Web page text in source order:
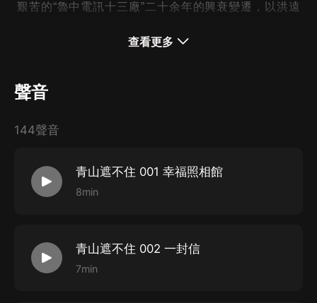
艱苦的“魯中電訊十三廠”二十余年的興衰變遷，以洪遠
年，他們立足本職，愛崗敬業，為國家通訊建設拋灑熱
人生的情感故事。
出品：喜馬拉雅
制作：嗨浪聲社
查看更多
聲音
144聲音
青山遮不住 001 幸福照相館
8min
青山遮不住 002 一封信
7min